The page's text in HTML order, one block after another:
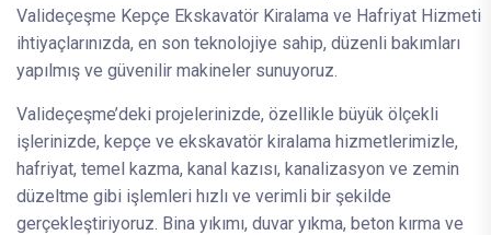
Valideçeşme Kepçe Ekskavatör Kiralama ve Hafriyat Hizmeti
ihtiyaçlarınızda, en son teknolojiye sahip, düzenli bakımları
yapılmış ve güvenilir makineler sunuyoruz.
Valideçeşme’deki projelerinizde, özellikle büyük ölçekli
işlerinizde, kepçe ve ekskavatör kiralama hizmetlerimizle,
hafriyat, temel kazma, kanal kazısı, kanalizasyon ve zemin
düzeltme gibi işlemleri hızlı ve verimli bir şekilde
gerçekleştiriyoruz. Bina yıkımı, duvar yıkma, beton kırma ve